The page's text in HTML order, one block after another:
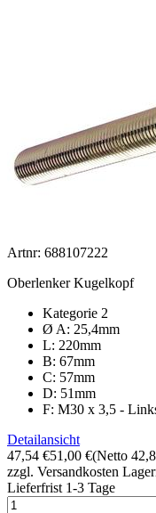
Artnr: 688107222
Oberlenker Kugelkopf
Kategorie 2
Ø A: 25,4mm
L: 220mm
B: 67mm
C: 57mm
D: 51mm
F: M30 x 3,5 -
Detailansicht
47,54 €51,00 €(Netto
zzgl. Versandkosten
Lieferfrist 1-3 Tage